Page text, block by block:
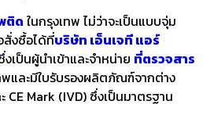
ติด ในกรุงเทพ ไม่ว่าจะเป็นแบบจุ่ม
งซื้อได้ที่บริษัท เอ็นเจที แอร์
งเป็นผู้นำเข้าและจำหน่าย ที่ตรวจสาร
และมีใบรับรองผลิตภัณฑ์จากต่าง
CE Mark (IVD) ซึ่งเป็นมาตรฐาน